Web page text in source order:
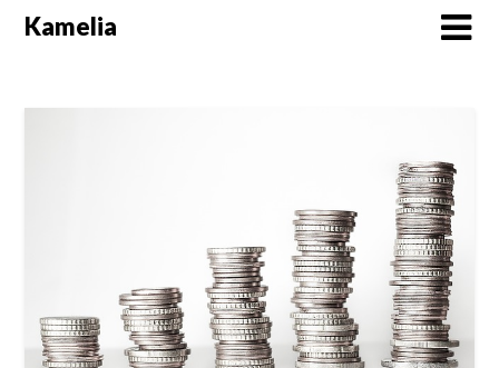
Kamelia